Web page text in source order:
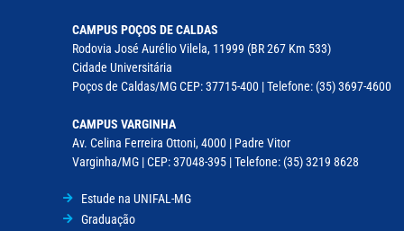
CAMPUS POÇOS DE CALDAS
Rodovia José Aurélio Vilela, 11999 (BR 267 Km 533)
Cidade Universitária
Poços de Caldas/MG CEP: 37715-400 | Telefone: (35) 3697-4600
CAMPUS VARGINHA
Av. Celina Ferreira Ottoni, 4000 | Padre Vitor
Varginha/MG | CEP: 37048-395 | Telefone: (35) 3219 8628
Estude na UNIFAL-MG
Graduação